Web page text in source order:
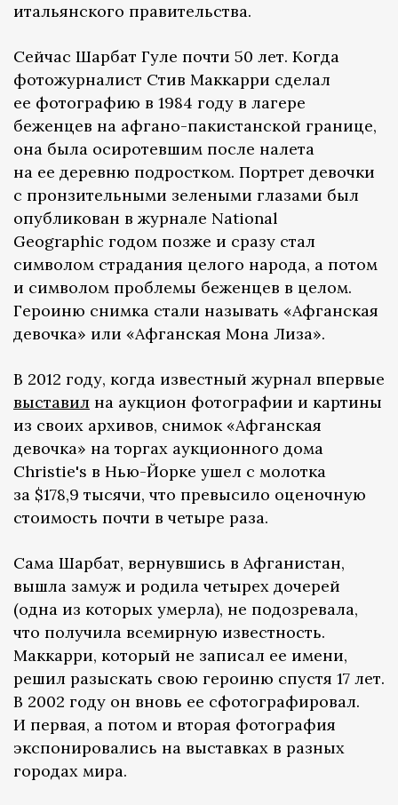
итальянского правительства.
Сейчас Шарбат Гуле почти 50 лет. Когда
фотожурналист Стив Маккарри сделал
ее фотографию в 1984 году в лагере
беженцев на афгано-пакистанской границе,
она была осиротевшим после налета
на ее деревню подростком. Портрет девочки
с пронзительными зелеными глазами был
опубликован в журнале National
Geographic годом позже и сразу стал
символом страдания целого народа, а потом
и символом проблемы беженцев в целом.
Героиню снимка стали называть «Афганская
девочка» или «Афганская Мона Лиза».
В 2012 году, когда известный журнал впервые
выставил на аукцион фотографии и картины
из своих архивов, снимок «Афганская
девочка» на торгах аукционного дома
Christie's в Нью-Йорке ушел с молотка
за $178,9 тысячи, что превысило оценочную
стоимость почти в четыре раза.
Сама Шарбат, вернувшись в Афганистан,
вышла замуж и родила четырех дочерей
(одна из которых умерла), не подозревала,
что получила всемирную известность.
Маккарри, который не записал ее имени,
решил разыскать свою героиню спустя 17 лет.
В 2002 году он вновь ее сфотографировал.
И первая, а потом и вторая фотография
экспонировались на выставках в разных
городах мира.